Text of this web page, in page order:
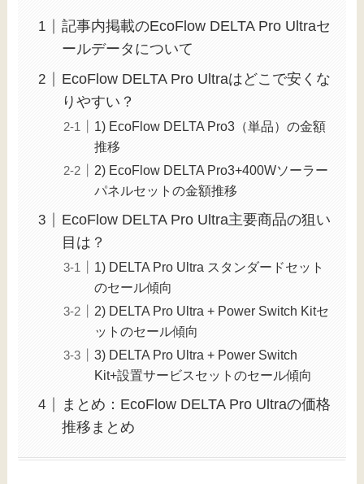
記事内掲載のEcoFlow DELTA Pro Ultraセ
ールデータについて
EcoFlow DELTA Pro Ultraはどこで安くな
りやすい？
1) EcoFlow DELTA Pro3（単品）の金額
推移
2) EcoFlow DELTA Pro3+400Wソーラー
パネルセットの金額推移
EcoFlow DELTA Pro Ultra主要商品の狙い
目は？
1) DELTA Pro Ultra スタンダードセット
のセール傾向
2) DELTA Pro Ultra + Power Switch Kitセ
ットのセール傾向
3) DELTA Pro Ultra + Power Switch
Kit+設置サービスセットのセール傾向
まとめ：EcoFlow DELTA Pro Ultraの価格
推移まとめ